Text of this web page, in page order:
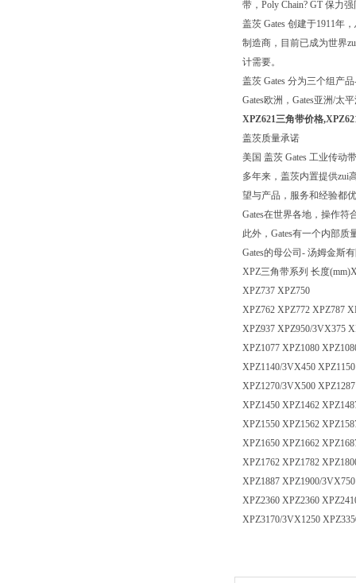
带，Poly Chain? GT 保力
盖茨 Gates 创建于1911年
制造商，目前已成为世界
计需要。
盖茨 Gates 分为三个组产
Gates欧洲，Gates亚洲/太
XPZ621三角带价格
盖茨质量承诺
美国 盖茨 Gates 工业传动
多年来，盖茨内置提供zui
望与产品，服务和经验都
Gates在世界各地，操作符
此外，Gates有一个内部
Gates的母公司- 汤姆金斯
XPZ三角带系列 长度
XPZ737 XPZ750
XPZ762 XPZ772 XPZ787
XPZ937 XPZ950/3VX375
XPZ1077 XPZ1080
XPZ1140/3VX450
XPZ1270/3VX500
XPZ1450 XPZ1462
XPZ1550 XPZ1562
XPZ1650 XPZ1662
XPZ1762 XPZ1782
XPZ1887 XPZ1900/
XPZ2360 XPZ2360
XPZ3170/3VX1250